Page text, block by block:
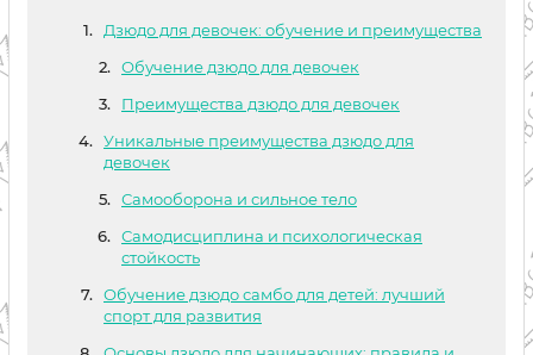
Дзюдо для девочек: обучение и преимущества
Обучение дзюдо для девочек
Преимущества дзюдо для девочек
Уникальные преимущества дзюдо для
девочек
Самооборона и сильное тело
Самодисциплина и психологическая
стойкость
Обучение дзюдо самбо для детей: лучший
спорт для развития